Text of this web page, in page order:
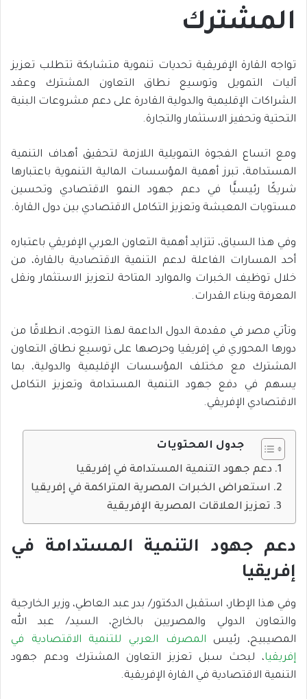
المشترك
تواجه القارة الإفريقية تحديات تنموية متشابكة تتطلب تعزيز
آليات التمويل وتوسيع نطاق التعاون المشترك وعقد
الشراكات الإقليمية والدولية القادرة على دعم مشروعات البنية
التحتية وتحفيز الاستثمار والتجارة.
ومع اتساع الفجوة التمويلية اللازمة لتحقيق أهداف التنمية
المستدامة، تبرز أهمية المؤسسات المالية التنموية باعتبارها
شريكًا رئيسيًّا في دعم جهود النمو الاقتصادي وتحسين
مستويات المعيشة وتعزيز التكامل الاقتصادي بين دول القارة.
وفي هذا السياق، تتزايد أهمية التعاون العربي الإفريقي باعتباره
أحد المسارات الفاعلة لدعم التنمية الاقتصادية بالقارة، من
خلال توظيف الخبرات والموارد المتاحة لتعزيز الاستثمار ونقل
المعرفة وبناء القدرات.
وتأتي مصر في مقدمة الدول الداعمة لهذا التوجه، انطلاقًا من
دورها المحوري في إفريقيا وحرصها على توسيع نطاق التعاون
المشترك مع مختلف المؤسسات الإقليمية والدولية، بما
يسهم في دفع جهود التنمية المستدامة وتعزيز التكامل
الاقتصادي الإفريقي.
جدول المحتويات
دعم جهود التنمية المستدامة في إفريقيا
استعراض الخبرات المصرية المتراكمة في إفريقيا
تعزيز العلاقات المصرية الإفريقية
دعم جهود التنمية المستدامة في
إفريقيا
وفي هذا الإطار، استقبل الدكتور/ بدر عبد العاطي، وزير الخارجية
والتعاون الدولي والمصريين بالخارج، السيد/ عبد الله
المصيبيح، رئيس المصرف العربي للتنمية الاقتصادية في
إفريقيا، لبحث سبل تعزيز التعاون المشترك ودعم جهود
التنمية الاقتصادية في القارة الإفريقية.